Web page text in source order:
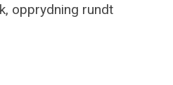
opprydning rundt